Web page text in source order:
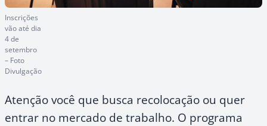
Inscrições
vão até dia
4 de
setembro
– Foto
Divulgação
Atenção você que busca recolocação ou quer
entrar no mercado de trabalho. O programa